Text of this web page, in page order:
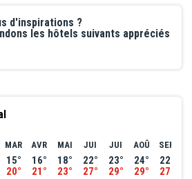
d'inspirations ?
les hôtels suivants appréciés
MAR
15°
20°
AVR
16°
21°
MAI
18°
23°
JUI
22°
27°
JUI
23°
29°
AOÛ
24°
29°
SEP
22°
27°